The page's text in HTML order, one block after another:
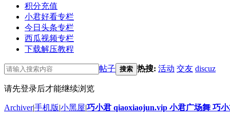
积分充值
小君好看专栏
今日头条专栏
西瓜视频专栏
下载解压教程
帖子 搜索 热搜: 活动 交友 discuz
请先登录后才能继续浏览
Archiver|手机版|小黑屋|巧小君 qiaoxiaojun.vip 小君广场舞 巧